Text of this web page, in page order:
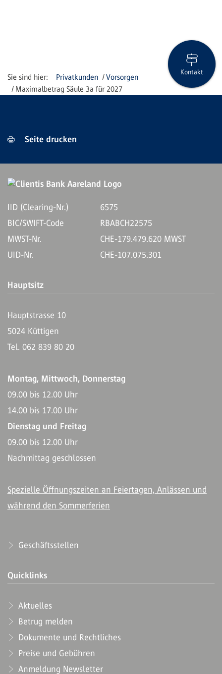
Privatkunden
Vorsorgen
Maximalbetrag Säule 3a für 2027
Kontakt
Seite drucken
IID (Clearing-Nr.)
6575
BIC/SWIFT-Code
RBABCH22575
MWST-Nr.
CHE-179.479.620 MWST
UID-Nr.
CHE-107.075.301
Hauptsitz
Hauptstrasse 10
5024 Küttigen
Tel. 062 839 80 20
Montag, Mittwoch, Donnerstag
09.00 bis 12.00 Uhr
14.00 bis 17.00 Uhr
Dienstag und Freitag
09.00 bis 12.00 Uhr
Nachmittag geschlossen
Spezielle Öffnungszeiten an Feiertagen, Anlässen und
während den Sommerferien
Geschäftsstellen
Quicklinks
Aktuelles
Betrug melden
Dokumente und Rechtliches
Preise und Gebühren
Anmeldung Newsletter